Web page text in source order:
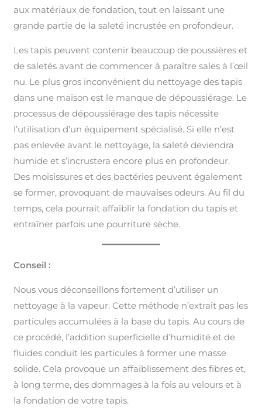
aux matériaux de fondation, tout en laissant une
grande partie de la saleté incrustée en profondeur.
Les tapis peuvent contenir beaucoup de poussières et
de saletés avant de commencer à paraître sales à l’œil
nu. Le plus gros inconvénient du nettoyage des tapis
dans une maison est le manque de dépoussiérage. Le
processus de dépoussiérage des tapis nécessite
l’utilisation d’un équipement spécialisé. Si elle n’est
pas enlevée avant le nettoyage, la saleté deviendra
humide et s’incrustera encore plus en profondeur.
Des moisissures et des bactéries peuvent également
se former, provoquant de mauvaises odeurs. Au fil du
temps, cela pourrait affaiblir la fondation du tapis et
entraîner parfois une pourriture sèche.
Conseil :
Nous vous déconseillons fortement d’utiliser un
nettoyage à la vapeur. Cette méthode n’extrait pas les
particules accumulées à la base du tapis. Au cours de
ce procédé, l’addition superficielle d’humidité et de
fluides conduit les particules à former une masse
solide. Cela provoque un affaiblissement des fibres et,
à long terme, des dommages à la fois au velours et à
la fondation de votre tapis.